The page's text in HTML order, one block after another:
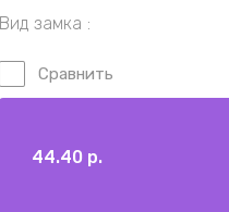
Вид замка
Сравнить
44.40 р.